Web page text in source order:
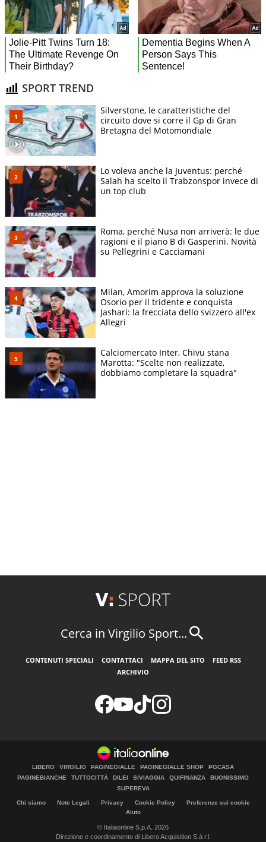
SPORT TREND
Silverstone, le caratteristiche del
circuito dove si corre il Gp di Gran
Bretagna del Motomondiale
Lo voleva anche la Juventus: perché
Salah ha scelto il Trabzonspor invece di
un top club
Roma, perché Nusa non arriverà: le due
ragioni e il piano B di Gasperini. Novità
su Pellegrini e Cacciamani
Milan, Amorim approva la soluzione
Osorio per il tridente e conquista
Jashari: la frecciata dello svizzero all'ex
Allegri
Calciomercato Inter, Chivu stana
Marotta: "Scelte non realizzate,
dobbiamo completare la squadra"
Cerca in Virgilio Sport...
CONTENUTI SPECIALI CONTATTACI MAPPA DEL SITO
FEED RSS
ARCHIVIO
LIBERO VIRGILIO PAGINEGIALLE PAGINEGIALLE SHOP
PGCASA
PAGINEBIANCHE
TUTTOCITTÀ DILEI SIVIAGGIA QUIFINANZA
BUONISSIMO
SUPEREVA
Chi siamo Note Legali Privacy Cookie Policy
Preferenze sui cookie
Aiuto
© Italiaonline S.p.A. 2026
Direzione e coordinamento di Libero Acquisition S.á r.l.